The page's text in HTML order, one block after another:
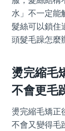
水」不一定能
髮絲可以鎖住
頭髮毛躁怎麼
燙完縮毛
不會更毛
燙完縮毛矯正
不會又變得毛